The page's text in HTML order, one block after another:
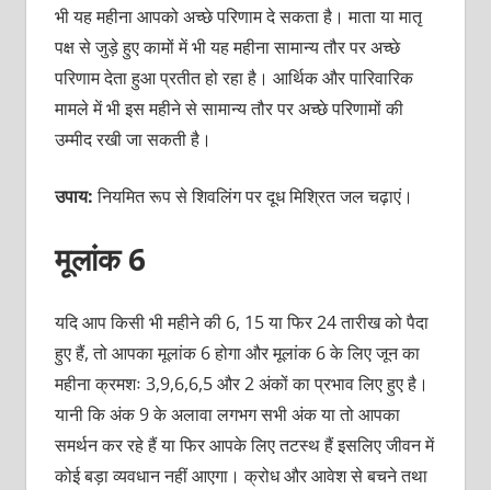
भी यह महीना आपको अच्छे परिणाम दे सकता है। माता या मातृ
पक्ष से जुड़े हुए कामों में भी यह महीना सामान्य तौर पर अच्छे
परिणाम देता हुआ प्रतीत हो रहा है। आर्थिक और पारिवारिक
मामले में भी इस महीने से सामान्य तौर पर अच्छे परिणामों की
उम्मीद रखी जा सकती है।
उपाय:नियमित रूप से शिवलिंग पर दूध मिश्रित जल चढ़ाएं।
मूलांक 6
यदि आप किसी भी महीने की 6, 15 या फिर 24 तारीख को पैदा
हुए हैं, तो आपका मूलांक 6 होगा और मूलांक 6 के लिए जून का
महीना क्रमशः 3,9,6,6,5 और 2 अंकों का प्रभाव लिए हुए है।
यानी कि अंक 9 के अलावा लगभग सभी अंक या तो आपका
समर्थन कर रहे हैं या फिर आपके लिए तटस्‍थ हैं इसलिए जीवन में
कोई बड़ा व्यवधान नहीं आएगा। क्रोध और आवेश से बचने तथा